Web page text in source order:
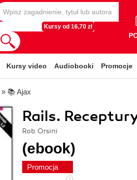
Kursy od 16,70 zł
Kursy video Audiobooki Promocje
» 📚 Ajax
Rails.
Rob Orsini
(ebook)
Promocja